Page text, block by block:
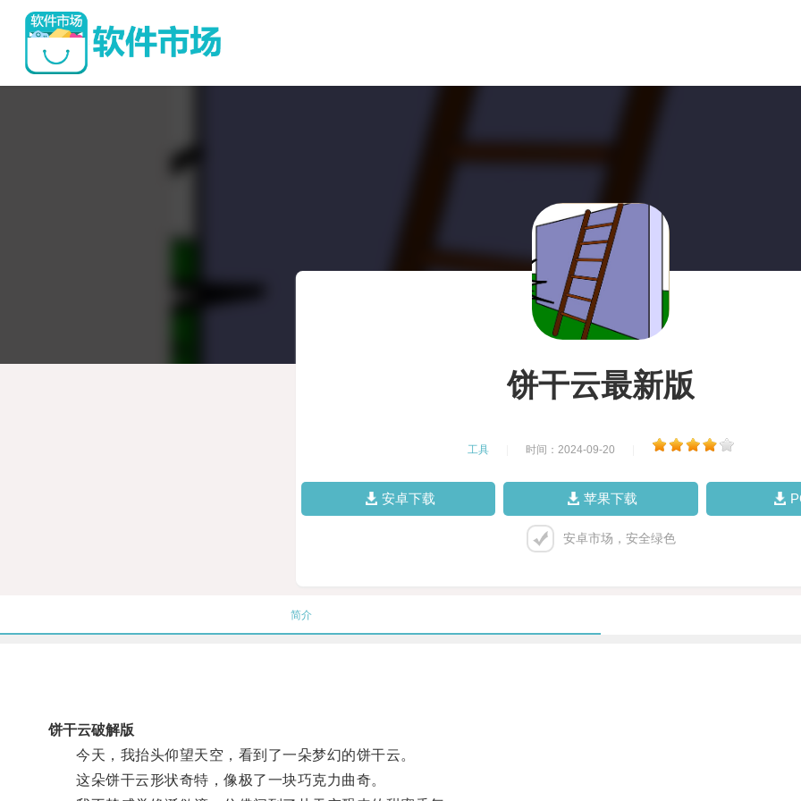
饼干云最新版
工具 时间：2024-09-20
安卓下载 苹果下载
安卓市场，安全绿色
简介
饼干云破解版
今天，我抬头仰望天空，看到了一朵梦幻的饼干云。
这朵饼干云形状奇特，像极了一块巧克力曲奇。